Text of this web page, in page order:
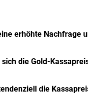
erhöhte Nachfrage
die Gold-
die